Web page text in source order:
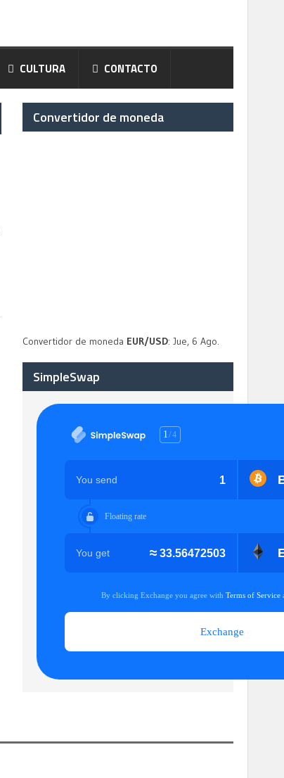
CULTURA CONTACTO
Convertidor de moneda
Convertidor de moneda EUR/USD: Jue, 6 Ago.
SimpleSwap